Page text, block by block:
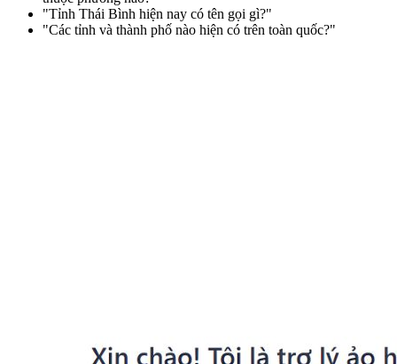
"Tỉnh Thái Bình hiện nay có tên gọi gì?"
"Các tỉnh và thành phố nào hiện có trên toàn quốc?"